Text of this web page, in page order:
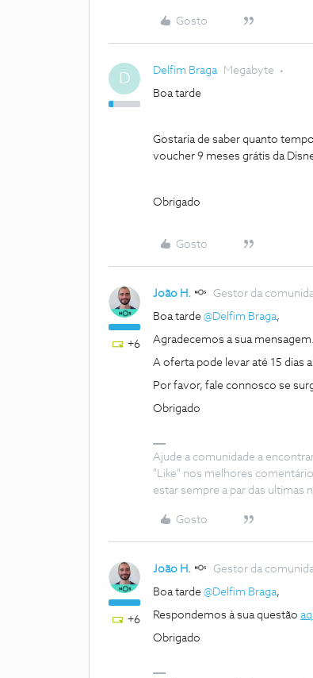
Gosto
D Delfim Braga Megabyte
Boa tarde
Gostaria de saber quanto
voucher 9 meses grátis da
Obrigado
Gosto
+6
João H. Gestor da
Boa tarde @Delfim Braga,
Agradecemos a sua
A oferta pode levar até 15 dias
Por favor, fale connosco se
Obrigado
Ajude a comunidade a
"Like" nos melhores
estar sempre a par das ultimas
Gosto
+6
João H. Gestor da
Boa tarde @Delfim Braga,
Respondemos à sua questão
Obrigado